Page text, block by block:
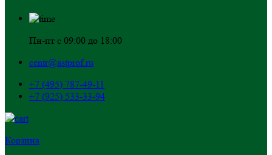
Пн-пт с 09:00 до 18:00
centr@astprof.ru
+7 (495) 787-49-11
+7 (925) 533-33-94
Корзина